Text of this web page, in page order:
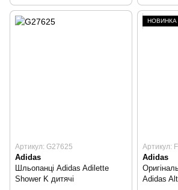
Артикул: G27625
Adidas
Шльопанці Adidas Adilette
Shower K дитячі
НОВИНКА
Артикул:
Adidas
Adidas